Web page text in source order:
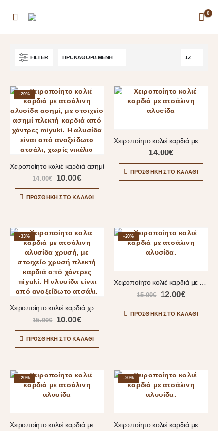
0
FILTER
-29%
Χειροποίητο κολιέ καρδιά ασημί
14.00€ 10.00€
ΠΡΟΣΘΉΚΗ ΣΤΟ ΚΑΛΆΘΙ
14.00€
ΠΡΟΣΘΉΚΗ ΣΤΟ ΚΑΛΆΘΙ
-33%
Χειροποίητο κολιέ καρδιά χρυσή
15.00€ 10.00€
ΠΡΟΣΘΉΚΗ ΣΤΟ ΚΑΛΆΘΙ
-20%
Χειροποίητο κολιέ καρδιά με ατσάλινη αλυσίδα
15.00€ 12.00€
ΠΡΟΣΘΉΚΗ ΣΤΟ ΚΑΛΆΘΙ
-20% -20%